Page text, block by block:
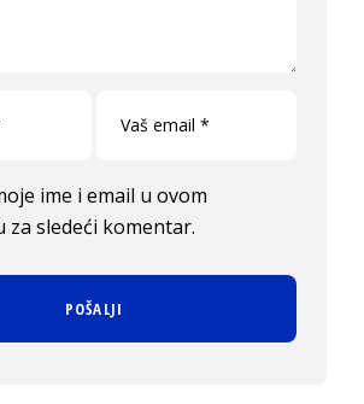
ime i email u ovom
za sledeći komentar.